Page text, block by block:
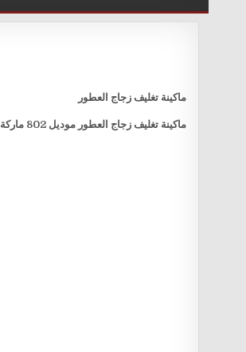
ماكينة تغليف زجاج العطور
ماكينة تغليف زجاج العطور موديل 802 ماركة مهندس منسي